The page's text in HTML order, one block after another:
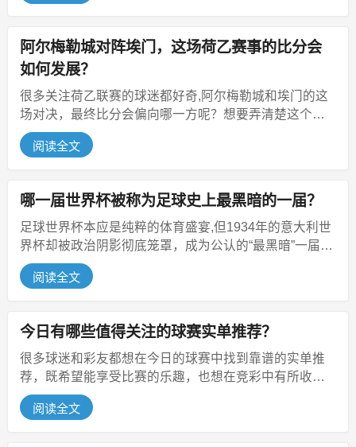
阿尔梅勒城对阵埃门，这场荷乙赛事的比分会
如何发展？
很多关注荷乙联赛的球迷都好奇,阿尔梅勒城和埃门的这
场对决，最终比分会偏向哪一方呢？想要弄清楚这个问
题，我们得从两队的近期表现、攻...
阅读全文
哪一届世界杯被称为足球史上最黑暗的一届？
足球世界杯本应是纯粹的体育盛宴,但1934年的意大利世
界杯却被政治阴影彻底笼罩，成为公认的“最黑暗”一届，
这届赛事为何违背体育精...
阅读全文
今日有哪些值得关注的球赛实单推荐？
很多球迷和彩友都想在今日的球赛中找到靠谱的实单推
荐，既希望能享受比赛的乐趣，也想在竞彩中有所收
获，不过球赛推荐不能只看表面，得结...
阅读全文